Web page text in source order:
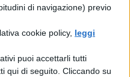
di navigazione) previo
cookie policy, leggi
puoi accettarli tutti
qui di seguito. Cliccando su
di tutti gli uomini; la
di esprimere la
come capacità
altrui anche se